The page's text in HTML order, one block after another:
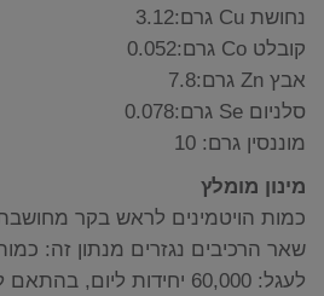
נחושת Cu גרם:3.12
קובלט Co גרם:0.052
אבץ Zn גרם:7.8
סלניום Se גרם:0.078
מוננסין גרם: 10
מינון מומלץ
לעגל: 60,000 יחידות